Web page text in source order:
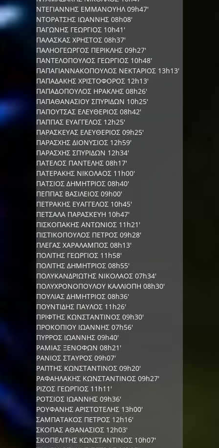
ΝΤΕΓΙΑΝΝΗΣ ΕΜΜΑΝΟΥΗΛ 09h47'
ΝΤΟΡΑΤΣΗΣ ΙΩΑΝΝΗΣ 08h08'
ΠΑΓΩΝΗΣ ΓΕΩΡΓΙΟΣ 10h41'
ΠΑΛΑΣΚΑΣ ΧΡΗΣΤΟΣ 08h37'
ΠΑΛΗΟΓΕΩΡΓΟΣ ΠΕΡΙΚΛΗΣ 09h27'
ΠΑΝΤΕΛΟΠΟΥΛΟΣ ΓΕΩΡΓΙΟΣ 10h48'
ΠΑΠΑΓΙΑΝΝΑΚΟΠΟΥΛΟΣ ΝΕΚΤΑΡΙΟΣ 13h13'
ΠΑΠΑΔΑΚΗΣ ΧΡΙΣΤΟΦΟΡΟΣ 12h13'
ΠΑΠΑΔΟΠΟΥΛΟΣ ΗΡΑΚΛΗΣ 08h26'
ΠΑΠΑΘΑΝΑΣΙΟΥ ΣΠΥΡΙΔΩΝ 10h25'
ΠΑΠΟΥΤΣΑΣ ΕΛΕΥΘΕΡΙΟΣ 08h42'
ΠΑΠΠΑΣ ΕΥΑΓΓΕΛΟΣ 12h25'
ΠΑΡΑΣΚΕΥΑΣ ΕΛΕΥΘΕΡΙΟΣ 09h25'
ΠΑΡΑΣΧΗΣ ΔΙΟΝΥΣΙΟΣ 12h59'
ΠΑΡΑΣΧΗΣ ΣΠΥΡΙΔΩΝ 12h34'
ΠΑΤΕΛΟΣ ΠΑΝΤΕΛΗΣ 08h17'
ΠΑΤΕΡΑΚΗΣ ΝΙΚΟΛΑΟΣ 11h00'
ΠΑΤΣΙΟΣ ΔΗΜΗΤΡΙΟΣ 08h40'
ΠΕΠΠΑΣ ΒΑΣΙΛEIOΣ 09h00'
ΠΕΤΡΑΚΗΣ ΕΥΑΓΓΕΛΟΣ 10h45'
ΠΕΤΣΑΛΑ ΠΑΡΑΣΚΕΥΗ 10h47'
ΠΙΣΚΟΠΑΚΗΣ ΑΝΤΩΝΙΟΣ 11h21'
ΠΙΣΤΙΚΟΠΟΥΛΟΣ ΠΕΤΡΟΣ 09h28'
ΠΛΕΓΑΣ ΧΑΡΑΛΑΜΠΟΣ 08h13'
ΠΟΛΙΤΗΣ ΓΕΩΡΓΙΟΣ 11h58'
ΠΟΛΙΤΗΣ ΔΗΜΗΤΡΙΟΣ 08h55'
ΠΟΛΥΚΑΝΔΡΙΩΤΗΣ ΝΙΚΟΛΑΟΣ 07h34'
ΠΟΛΥΧΡΟΝΟΠΟΥΛΟΥ ΚΑΛΛΙΟΠΗ 08h30'
ΠΟΥΛΙΑΣ ΔΗΜΗΤΡΙΟΣ 08h36'
ΠΟΥΝΤΙΔΗΣ ΠΑΥΛΟΣ 11h26'
ΠΡΙΦΤΗΣ ΚΩΝΣΤΑΝΤΙΝΟΣ 09h30'
ΠΡΟΚΟΠΙΟΥ ΙΩΑΝΝΗΣ 07h56'
ΠΥΡΡΟΣ ΙΩΑΝΝΗΣ 09h40'
ΡΑΜΙΑΣ ΞΕΝΟΦΩΝ 08h21'
ΡΑΝΙΟΣ ΣΤΑΥΡΟΣ 09h07'
ΡΑΠΤΗΣ ΚΩΝΣΤΑΝΤΙΝΟΣ 09h20'
ΡΑΦΑΗΛΑΚΗΣ ΚΩΝΣΤΑΝΤΙΝΟΣ 09h27'
ΡΙΖΟΣ ΓΕΩΡΓΙΟΣ 11h11'
ΡΟΤΣΙΟΣ ΙΩΑΝΝΗΣ 09h36'
ΡΟΥΦΑΝΗΣ ΑΡΙΣΤΟΤΕΛΗΣ 13h00'
ΣΑΜΠΑΤΑΚΟΣ ΠΕΤΡΟΣ 12h16'
ΣΚΟΠΑΣ ΑΘΑΝΑΣΙΟΣ 12h03'
ΣΚΟΠΕΛΙΤΗΣ ΚΩΝΣΤΑΝΤΙΝΟΣ 10h07'